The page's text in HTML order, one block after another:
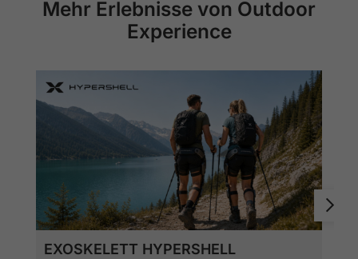
Mehr Erlebnisse von Outdoor
Experience
EXOSKELETT HYPERSHELL